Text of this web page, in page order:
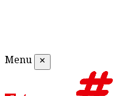
Menu ✕